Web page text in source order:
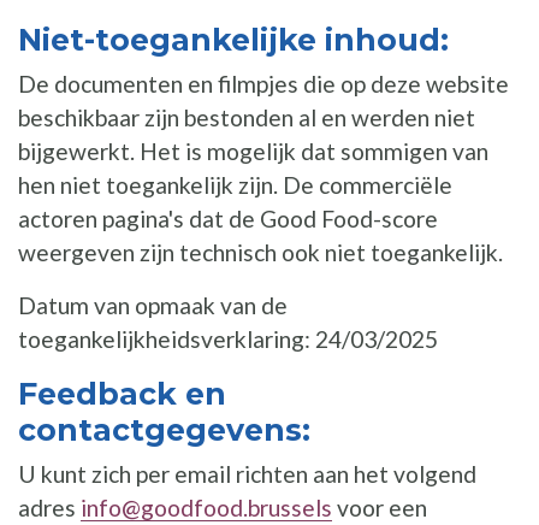
Niet-toegankelijke inhoud:
De documenten en filmpjes die op deze website
beschikbaar zijn bestonden al en werden niet
bijgewerkt. Het is mogelijk dat sommigen van
hen niet toegankelijk zijn. De commerciële
actoren pagina's dat de Good Food-score
weergeven zijn technisch ook niet toegankelijk.
Datum van opmaak van de
toegankelijkheidsverklaring: 24/03/2025
Feedback en
contactgegevens:
U kunt zich per email richten aan het volgend
adres info@goodfood.brussels voor een